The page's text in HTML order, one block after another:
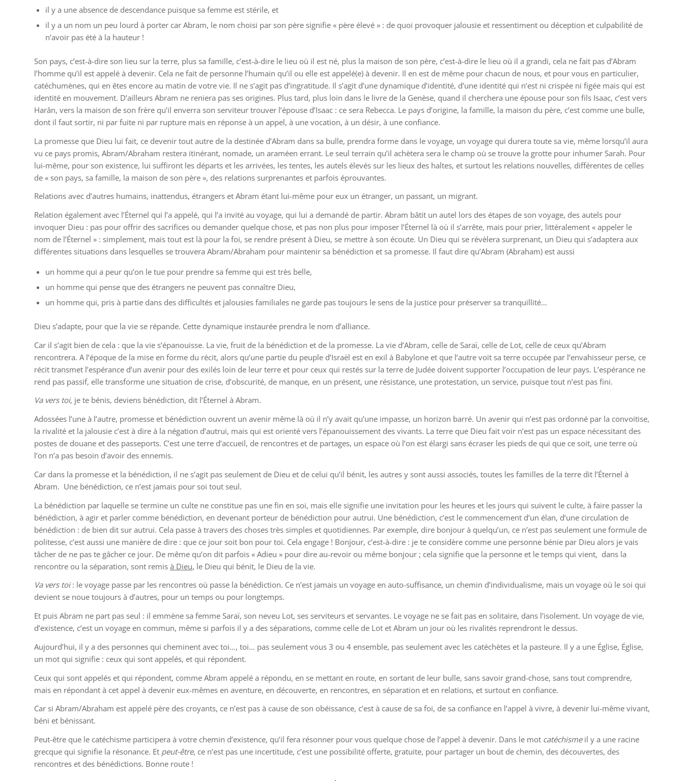
il y a une absence de descendance puisque sa femme est stérile, et
il y a un nom un peu lourd à porter car Abram, le nom choisi par son père signifie « père élevé » : de quoi provoquer jalousie et ressentiment ou déception et culpabilité de
n’avoir pas été à la hauteur !
Son pays, c’est-à-dire son lieu sur la terre, plus sa famille, c’est-à-dire le lieu où il est né, plus la maison de son père, c’est-à-dire le lieu où il a grandi, cela ne fait pas d’Abram
l’homme qu’il est appelé à devenir. Cela ne fait de personne l’humain qu’il ou elle est appelé(e) à devenir. Il en est de même pour chacun de nous, et pour vous en particulier,
catéchumènes, qui en êtes encore au matin de votre vie. Il ne s’agit pas d’ingratitude. Il s’agit d’une dynamique d’identité, d’une identité qui n’est ni crispée ni figée mais qui est
identité en mouvement. D’ailleurs Abram ne reniera pas ses origines. Plus tard, plus loin dans le livre de la Genèse, quand il cherchera une épouse pour son fils Isaac, c’est vers
Harân, vers la maison de son frère qu’il enverra son serviteur trouver l’épouse d’Isaac : ce sera Rebecca. Le pays d’origine, la famille, la maison du père, c’est comme une bulle,
dont il faut sortir, ni par fuite ni par rupture mais en réponse à un appel, à une vocation, à un désir, à une confiance.
La promesse que Dieu lui fait, ce devenir tout autre de la destinée d’Abram dans sa bulle, prendra forme dans le voyage, un voyage qui durera toute sa vie, même lorsqu’il aura
vu ce pays promis, Abram/Abraham restera itinérant, nomade, un araméen errant. Le seul terrain qu’il achètera sera le champ où se trouve la grotte pour inhumer Sarah. Pour
lui-même, pour son existence, lui suffiront les départs et les arrivées, les tentes, les autels élevés sur les lieux des haltes, et surtout les relations nouvelles, différentes de celles
de « son pays, sa famille, la maison de son père », des relations surprenantes et parfois éprouvantes.
Relations avec d’autres humains, inattendus, étrangers et Abram étant lui-même pour eux un étranger, un passant, un migrant.
Relation également avec l’Éternel qui l’a appelé, qui l’a invité au voyage, qui lui a demandé de partir. Abram bâtit un autel lors des étapes de son voyage, des autels pour
invoquer Dieu : pas pour offrir des sacrifices ou demander quelque chose, et pas non plus pour imposer l’Éternel là où il s’arrête, mais pour prier, littéralement « appeler le
nom de l’Éternel » : simplement, mais tout est là pour la foi, se rendre présent à Dieu, se mettre à son écoute. Un Dieu qui se révèlera surprenant, un Dieu qui s’adaptera aux
différentes situations dans lesquelles se trouvera Abram/Abraham pour maintenir sa bénédiction et sa promesse. Il faut dire qu’Abram (Abraham) est aussi
un homme qui a peur qu’on le tue pour prendre sa femme qui est très belle,
un homme qui pense que des étrangers ne peuvent pas connaître Dieu,
un homme qui, pris à partie dans des difficultés et jalousies familiales ne garde pas toujours le sens de la justice pour préserver sa tranquillité…
Dieu s’adapte, pour que la vie se répande. Cette dynamique instaurée prendra le nom d’alliance.
Car il s’agit bien de cela : que la vie s’épanouisse. La vie, fruit de la bénédiction et de la promesse. La vie d’Abram, celle de Saraï, celle de Lot, celle de ceux qu’Abram
rencontrera. A l’époque de la mise en forme du récit, alors qu’une partie du peuple d’Israël est en exil à Babylone et que l’autre voit sa terre occupée par l’envahisseur perse, ce
récit transmet l’espérance d’un avenir pour des exilés loin de leur terre et pour ceux qui restés sur la terre de Judée doivent supporter l’occupation de leur pays. L’espérance ne
rend pas passif, elle transforme une situation de crise, d’obscurité, de manque, en un présent, une résistance, une protestation, un service, puisque tout n’est pas fini.
Va vers toi, je te bénis, deviens bénédiction, dit l’Éternel à Abram.
Adossées l’une à l’autre, promesse et bénédiction ouvrent un avenir même là où il n’y avait qu’une impasse, un horizon barré. Un avenir qui n’est pas ordonné par la convoitise,
la rivalité et la jalousie c’est à dire à la négation d’autrui, mais qui est orienté vers l’épanouissement des vivants. La terre que Dieu fait voir n’est pas un espace nécessitant des
postes de douane et des passeports. C’est une terre d’accueil, de rencontres et de partages, un espace où l’on est élargi sans écraser les pieds de qui que ce soit, une terre où
l’on n’a pas besoin d’avoir des ennemis.
Car dans la promesse et la bénédiction, il ne s’agit pas seulement de Dieu et de celui qu’il bénit, les autres y sont aussi associés, toutes les familles de la terre dit l’Éternel à
Abram. Une bénédiction, ce n’est jamais pour soi tout seul.
La bénédiction par laquelle se termine un culte ne constitue pas une fin en soi, mais elle signifie une invitation pour les heures et les jours qui suivent le culte, à faire passer la
bénédiction, à agir et parler comme bénédiction, en devenant porteur de bénédiction pour autrui. Une bénédiction, c’est le commencement d’un élan, d’une circulation de
bénédiction : de bien dit sur autrui. Cela passe à travers des choses très simples et quotidiennes. Par exemple, dire bonjour à quelqu’un, ce n’est pas seulement une formule de
politesse, c’est aussi une manière de dire : que ce jour soit bon pour toi. Cela engage ! Bonjour, c’est-à-dire : je te considère comme une personne bénie par Dieu alors je vais
tâcher de ne pas te gâcher ce jour. De même qu’on dit parfois « Adieu » pour dire au-revoir ou même bonjour ; cela signifie que la personne et le temps qui vient, dans la
rencontre ou la séparation, sont remis à Dieu, le Dieu qui bénit, le Dieu de la vie.
Va vers toi: le voyage passe par les rencontres où passe la bénédiction. Ce n’est jamais un voyage en auto-suffisance, un chemin d’individualisme, mais un voyage où le soi qui
devient se noue toujours à d’autres, pour un temps ou pour longtemps.
Et puis Abram ne part pas seul : il emmène sa femme Saraï, son neveu Lot, ses serviteurs et servantes. Le voyage ne se fait pas en solitaire, dans l’isolement. Un voyage de vie,
d’existence, c’est un voyage en commun, même si parfois il y a des séparations, comme celle de Lot et Abram un jour où les rivalités reprendront le dessus.
Aujourd’hui, il y a des personnes qui cheminent avec toi…, toi… pas seulement vous 3 ou 4 ensemble, pas seulement avec les catéchètes et la pasteure. Il y a une Église, Église,
un mot qui signifie : ceux qui sont appelés, et qui répondent.
Ceux qui sont appelés et qui répondent, comme Abram appelé a répondu, en se mettant en route, en sortant de leur bulle, sans savoir grand-chose, sans tout comprendre,
mais en répondant à cet appel à devenir eux-mêmes en aventure, en découverte, en rencontres, en séparation et en relations, et surtout en confiance.
Car si Abram/Abraham est appelé père des croyants, ce n’est pas à cause de son obéissance, c’est à cause de sa foi, de sa confiance en l’appel à vivre, à devenir lui-même vivant,
béni et bénissant.
Peut-être que le catéchisme participera à votre chemin d’existence, qu’il fera résonner pour vous quelque chose de l’appel à devenir. Dans le mot catéchismeil y a une racine
grecque qui signifie la résonance. Et peut-être, ce n’est pas une incertitude, c’est une possibilité offerte, gratuite, pour partager un bout de chemin, des découvertes, des
rencontres et des bénédictions. Bonne route !